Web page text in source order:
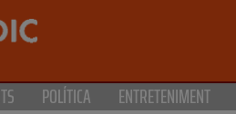
POLÍTICA ENTRETENIMENT